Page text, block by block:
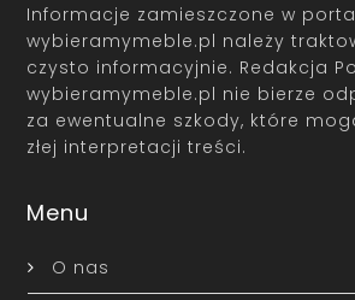
Informacje zamieszczone w
wybieramymeble.pl należy
czysto informacyjnie. Redakcja
wybieramymeble.pl nie bierze
za ewentualne szkody, które
złej interpretacji treści.
Menu
O nas